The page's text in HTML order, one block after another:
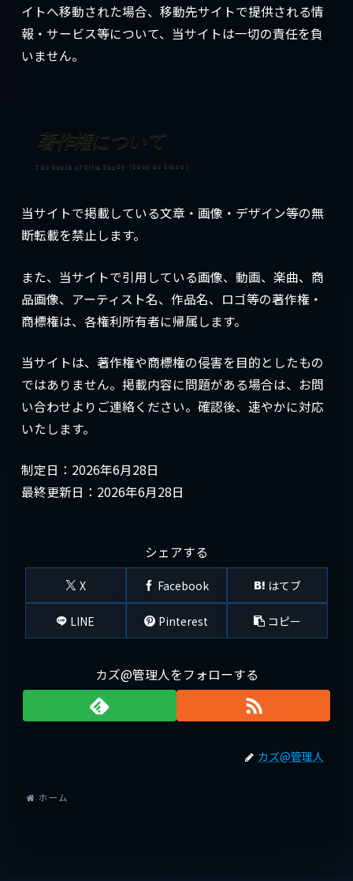
イトへ移動された場合、移動先サイトで提供される情
報・サービス等について、当サイトは一切の責任を負
いません。
著作権について
当サイトで掲載している文章・画像・デザイン等の無
断転載を禁止します。
また、当サイトで引用している画像、動画、楽曲、商
品画像、アーティスト名、作品名、ロゴ等の著作権・
商標権は、各権利所有者に帰属します。
当サイトは、著作権や商標権の侵害を目的としたもの
ではありません。掲載内容に問題がある場合は、お問
い合わせよりご連絡ください。確認後、速やかに対応
いたします。
制定日：2026年6月28日
最終更新日：2026年6月28日
シェアする
X Facebook はてブ
LINE Pinterest コピー
カズ@管理人をフォローする
カズ@管理人
ホーム